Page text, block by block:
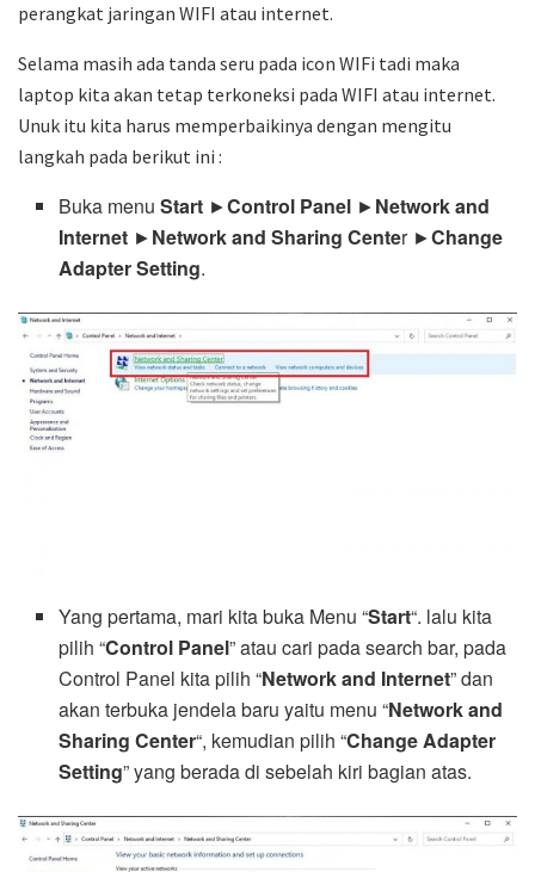
perangkat jaringan WIFI atau internet.
Selama masih ada tanda seru pada icon WIFi tadi maka
laptop kita akan tetap terkoneksi pada WIFI atau internet.
Unuk itu kita harus memperbaikinya dengan mengitu
langkah pada berikut ini :
Buka menuStart ►Control Panel ►Network and
Internet ►Network and Sharing Center ►Change
Adapter Setting.
Yang pertama, mari kita buka Menu “Start“. lalu kita
pilih “Control Panel” atau cari pada search bar, pada
Control Panel kita pilih “Network and Internet” dan
akan terbuka jendela baru yaitu menu “Network and
Sharing Center“, kemudian pilih “Change Adapter
Setting” yang berada di sebelah kiri bagian atas.